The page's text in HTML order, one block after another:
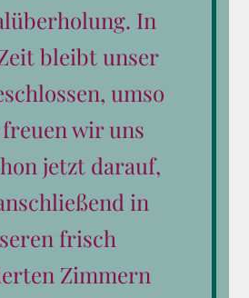
In
bleibt unser
umso
wir uns
jetzt darauf,
in
frisch
Zimmern